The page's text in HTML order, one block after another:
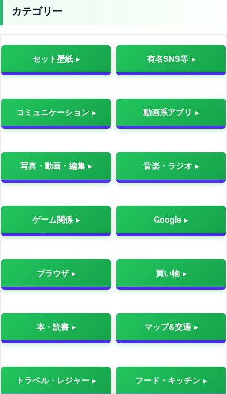
カテゴリー
セット壁紙 有名SNS等
コミュニケーション 動画系アプリ
写真・動画・編集 音楽・ラジオ
ゲーム関係 Google
ブラウザ 買い物
本・読書 マップ&交通
トラベル・レジャー フード・キッチン